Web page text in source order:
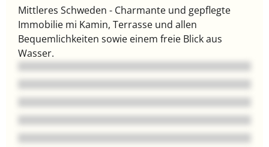
Mittleres Schweden - Charmante und gepflegte
Immobilie mi Kamin, Terrasse und allen
Bequemlichkeiten sowie einem freie Blick aus
Wasser.